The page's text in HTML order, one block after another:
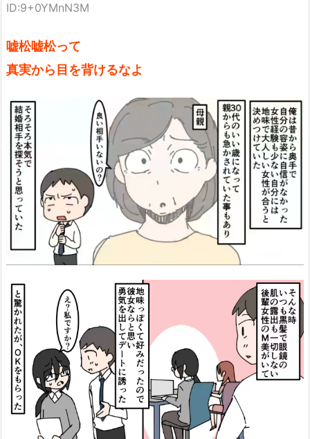
ID:9+0YMnN3M
嘘松嘘松って
真実から目を背けるなよ